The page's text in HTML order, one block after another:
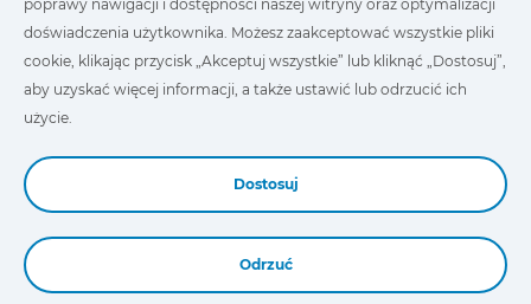
Film
FAQ - Najczęściej zadawane pytania
Ta strona wykorzystuje nasze własne i zewnętrzne pliki cookie,
aby poprawić nawigację i dostępność naszej witryny oraz
ustawić lub odmówić ich użycia.
poprawy nawigacji i dostępności naszej witryny oraz optymalizacji
doświadczenia użytkownika. Możesz zaakceptować wszystkie pliki
cookie, klikając przycisk „Akceptuj wszystkie” lub kliknąć „Dostosuj”,
aby uzyskać więcej informacji, a także ustawić lub odrzucić ich
użycie.
Dostosuj
Odrzuć